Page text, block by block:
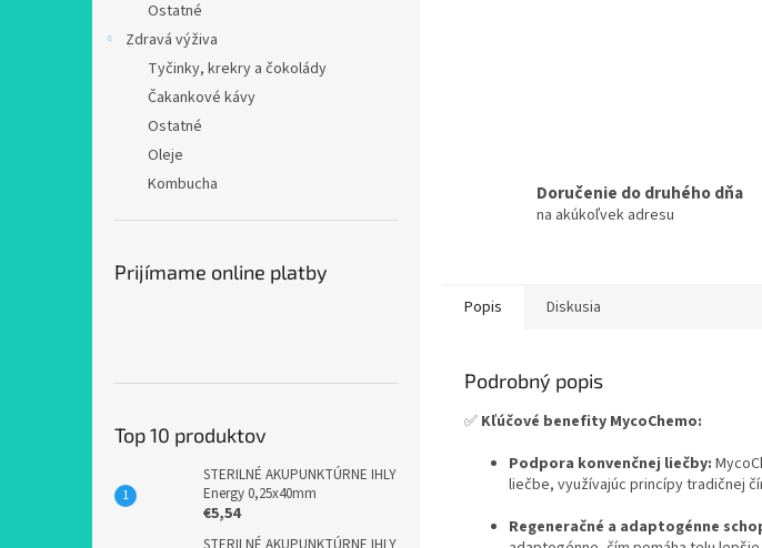
Ostatné
Zdravá výživa
Tyčinky, krekry a čokolády
Čakankové kávy
Ostatné
Oleje
Kombucha
Prijímame online platby
Top 10 produktov
STERILNÉ AKUPUNKTÚRNE IHLY
Energy 0,25x40mm
€5,54
Doručenie do druhého dňa
na akúkoľvek adresu
Popis Diskusia
Podrobný popis
✅ Kľúčové benefity MycoChemo:
Podpora konvenčnej liečby:
liečbe, využívajúc princípy tradičnej
Regeneračné a adaptogénne